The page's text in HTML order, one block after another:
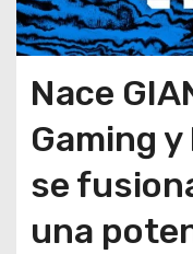
Nace
Gaming
se
una